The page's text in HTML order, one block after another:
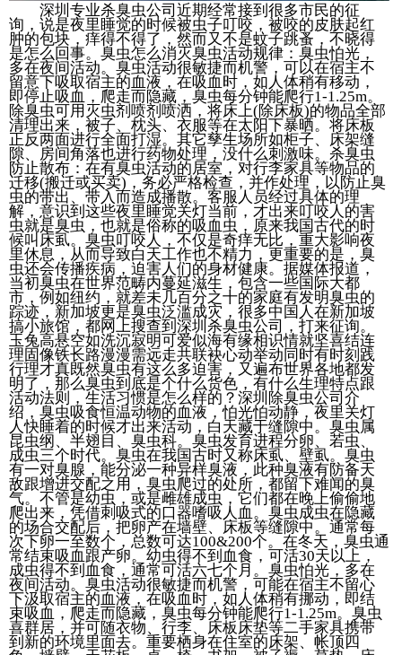
深圳专业杀臭虫公司近期经常接到很多市民的征
询，说是夜里睡觉的时候被虫子叮咬，被咬的皮肤起红
肿的包块，痒得不得了，然而又不是蚊子跳蚤，不晓得
是怎么回事。臭虫怎么消灭臭虫活动规律：臭虫怕光，
多在夜间活动。臭虫活动很敏捷而机警，可以在宿主不
留意下吸取宿主的血液，在吸血时，如人体稍有移动，
即停止吸血，爬走而隐藏，臭虫每分钟能爬行1-1.25m。
除臭虫可用灭虫剂喷剂喷洒，将床上(除床板)的物品全部
清理出来，被子、枕头、衣服等在太阳下暴晒。将床板
正反两面进行全面打湿。其它孳生场所如柜子、床架缝
隙、房间角落也进行药物处理，没什么刺激味。杀臭虫
防止散布：在有臭虫活动的居室，对行李家具等物品的
迁移(搬迁或买卖)，务必严格检查，并作处理，以防止臭
虫的带出、带入而造成播散。客服人员经过具体的理
解，意识到这些夜里睡觉关灯当前，才出来叮咬人的害
虫就是臭虫，也就是俗称的吸血虫，原来我国古代的时
候叫床虱。臭虫叮咬人，不仅是奇痒无比，重大影响夜
里休息，从而导致白天工作也不精力，更重要的是，臭
虫还会传播疾病，迫害人们的身材健康。据媒体报道，
当初臭虫在世界范畴内蔓延滋生，包含一些国际大都
市，例如纽约，就差未几百分之十的家庭有发明臭虫的
踪迹，新加坡更是臭虫泛滥成灾，很多中国人在新加坡
搞小旅馆，都网上搜查到深圳杀臭虫公司，打来征询。
玉兔高悬空如洗沉寂明可爱似海有缘相识情就坚喜结连
理固像铁长路漫漫需远走共联袂心动举动同时有时刻践
行理才真既然臭虫有这么多迫害，又遍布世界各地都发
明了，那么臭虫到底是个什么货色，有什么生理特点跟
活动法则，生活习惯是怎么样的？深圳除臭虫公司介
绍，臭虫吸食恒温动物的血液，怕光怕动静，夜里关灯
人快睡着的时候才出来活动，白天藏于缝隙中。臭虫属
昆虫纲、半翅目、臭虫科。臭虫发育进程分卵、若虫、
成虫三个时代。臭虫在我国古时又称床虱、壁虱。臭虫
有一对臭腺，能分泌一种异样臭液，此种臭液有防备天
敌跟增进交配之用，臭虫爬过的处所，都留下难闻的臭
气。不管是幼虫，或是雌雄成虫，它们都在晚上偷偷地
爬出来，凭借刺吸式的口器嗜吸人血。臭虫成虫在隐藏
的场合交配后，把卵产在墙壁、床板等缝隙中。通常每
次下卵一至数个，总数可达100&200个。在冬天，臭虫通
常结束吸血跟产卵。幼虫得不到血食，可活30天以上，
成虫得不到血食，通常可活六七个月。臭虫怕光，多在
夜间活动。臭虫活动很敏捷而机警，可能在宿主不留心
下汲取宿主的血液，在吸血时，如人体稍有挪动，即结
束吸血，爬走而隐藏，臭虫每分钟能爬行1-1.25m。臭虫
喜群居，并可随衣物、行李、床板床垫等二手家具携带
到新的环境里面去。重要栖身在住室的床架、帐顶四